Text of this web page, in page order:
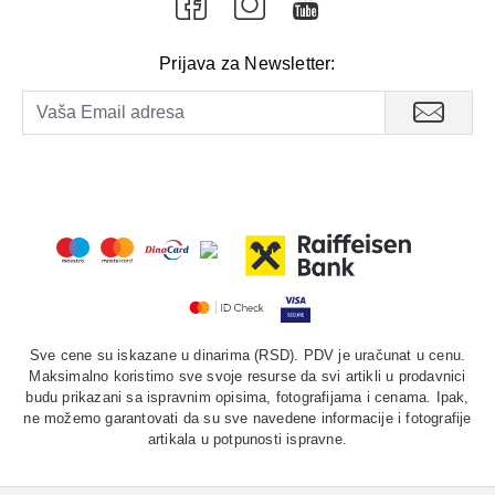
Prijava za Newsletter:
Sve cene su iskazane u dinarima (RSD). PDV je uračunat u cenu.
Maksimalno koristimo sve svoje resurse da svi artikli u prodavnici
budu prikazani sa ispravnim opisima, fotografijama i cenama. Ipak,
ne možemo garantovati da su sve navedene informacije i fotografije
artikala u potpunosti ispravne.